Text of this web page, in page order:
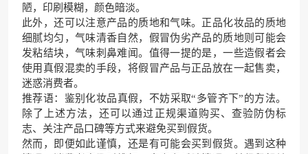
陋，印刷模糊，颜色暗淡。
此外，还可以注意产品的质地和气味。正品化妆品的质地
细腻均匀，气味清香自然，假冒伪劣产品的质地则可能会
发粘结块，气味刺鼻难闻。值得一提的是，一些造假者会
使用真假混卖的手段，将假冒产品与正品放在一起售卖，
迷惑消费者。
推荐语：鉴别化妆品真假，不妨采取“多管齐下”的方法。
除了上述方法，还可以通过正规渠道购买、查验防伪标
志、关注产品口碑等方式来避免买到假货。
然而，即便如此谨慎，还是有可能会买到假货。遇到这种